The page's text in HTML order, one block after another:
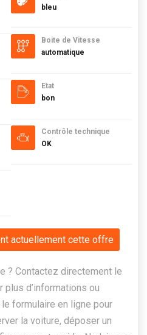
bleu
Boite de Vitesse
automatique
Etat
bon
Contrôle technique
OK
actuellement cette offre
? Contactez directement le
d’informations ou
formulaire en ligne pour
la voiture, déposer un